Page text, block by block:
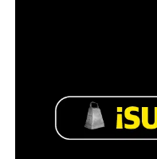
mamá de
“Estamos como el día
asesinada en 2016